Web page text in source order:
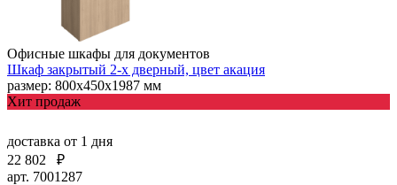
Офисные шкафы для документов
Шкаф закрытый 2-х дверный, цвет акация
размер: 800х450х1987 мм
Хит продаж
доставка от 1 дня
22 802
₽
арт. 7001287